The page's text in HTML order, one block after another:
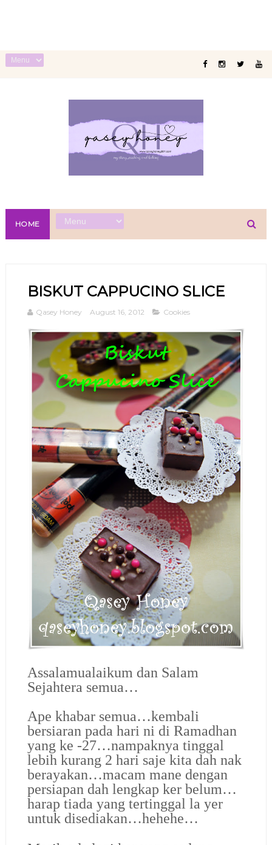
HOME
BISKUT CAPPUCINO SLICE
Qasey Honey August 16, 2012 Cookies
Assalamualaikum dan Salam
Sejahtera semua…
Ape khabar semua…kembali
bersiaran pada hari ni di Ramadhan
yang ke -27…nampaknya tinggal
lebih kurang 2 hari saje kita dah nak
berayakan…macam mane dengan
persiapan dah lengkap ker belum…
harap tiada yang tertinggal la yer
untuk disediakan…hehehe…